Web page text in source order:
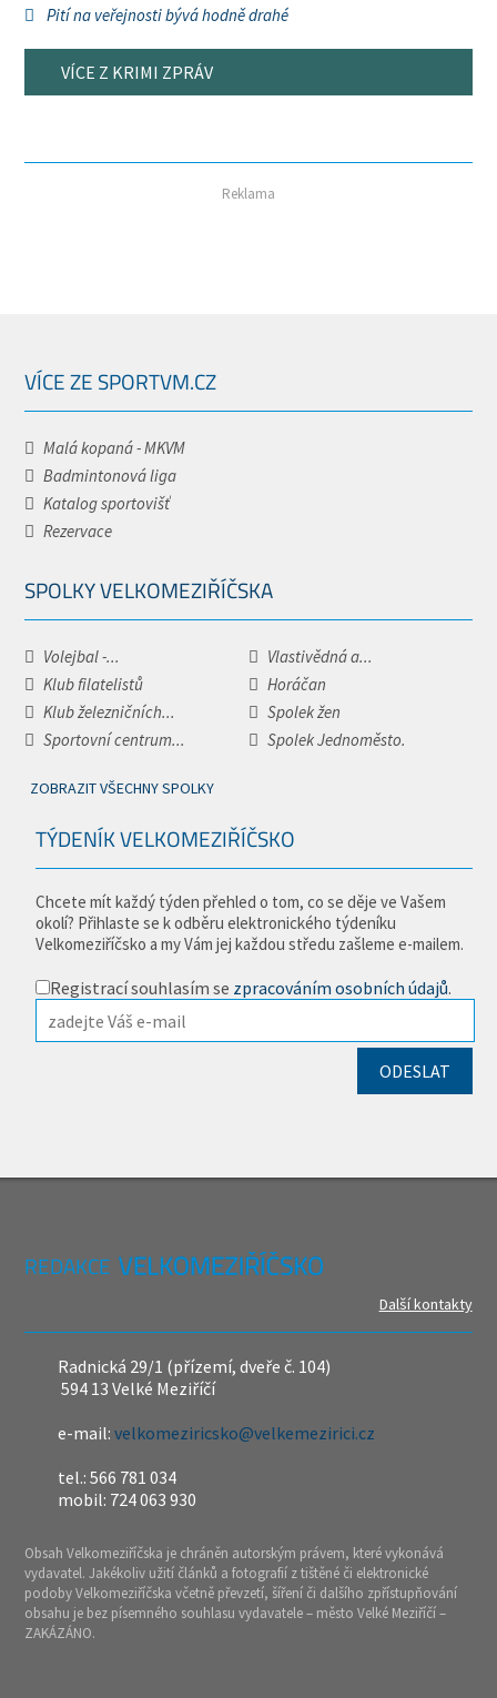
Pití na veřejnosti bývá hodně drahé
VÍCE Z KRIMI ZPRÁV
Reklama
VÍCE ZE SPORTVM.CZ
Malá kopaná - MKVM
Badmintonová liga
Katalog sportovišť
Rezervace
SPOLKY VELKOMEZIŘÍČSKA
Volejbal -...
Vlastivědná a...
Klub filatelistů
Horáčan
Klub železničních...
Spolek žen
Sportovní centrum...
Spolek Jednoměsto.
ZOBRAZIT VŠECHNY SPOLKY
TÝDENÍK VELKOMEZIŘÍČSKO
Chcete mít každý týden přehled o tom, co se děje ve Vašem
okolí? Přihlaste se k odběru elektronického týdeníku
Velkomeziříčsko a my Vám jej každou středu zašleme e-mailem.
Registrací souhlasím se zpracováním osobních údajů.
REDAKCE
Další kontakty
Radnická 29/1 (přízemí, dveře č. 104)
594 13 Velké Meziříčí
e-mail:velkomeziricsko@velkemezirici.cz
tel.: 566 781 034
mobil: 724 063 930
Obsah Velkomeziříčska je chráněn autorským právem, které vykonává
vydavatel. Jakékoliv užití článků a fotografií z tištěné či elektronické
podoby Velkomeziříčska včetně převzetí, šíření či dalšího zpřístupňování
obsahu je bez písemného souhlasu vydavatele – město Velké Meziříčí –
ZAKÁZÁNO.